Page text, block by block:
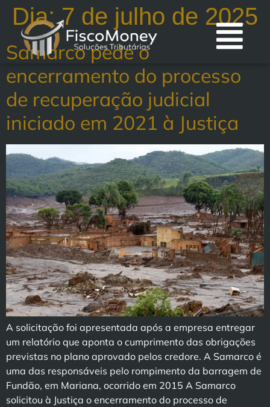
Dia:7 de julho de 2025
Samarco pede o
encerramento do processo
de recuperação judicial
iniciado em 2021 à Justiça
A solicitação foi apresentada após a empresa entregar
um relatório que aponta o cumprimento das obrigações
previstas no plano aprovado pelos credore. A Samarco é
uma das responsáveis pelo rompimento da barragem de
Fundão, em Mariana, ocorrido em 2015 A Samarco
solicitou à Justiça o encerramento do processo de